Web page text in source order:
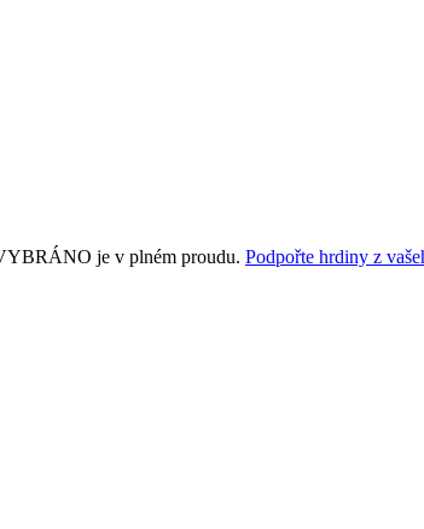
je v plném proudu. Podpořte hrdiny z